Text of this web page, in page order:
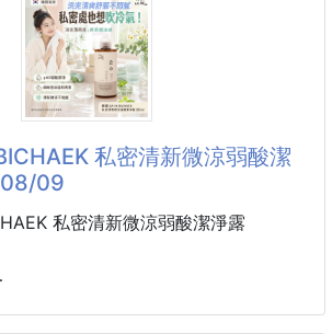
酸酯，
都很擔心
勾到其他衣物？
護胸罩洗護袋
心小幫手！
支架結構
計，內層支撐架固定形狀
私密清新微涼弱酸潔
09
私密清新微涼弱酸潔淨露